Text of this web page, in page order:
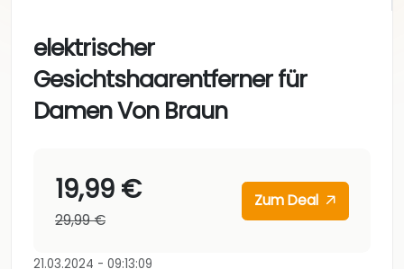
elektrischer
Gesichtshaarentferner für
Damen Von Braun
19,99 €
29,99 €
Zum Deal
21.03.2024 - 09:13:09